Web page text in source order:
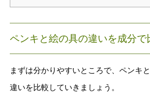
ペンキと絵の具の違いを成分で
まずは分かりやすいところで、ペンキ
違いを比較していきましょう。